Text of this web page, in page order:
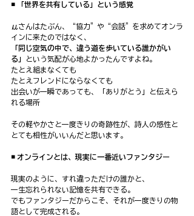
◾️ 「世界を共有している」という感覚
μさんはたぶん、“協力”や“会話”を求めてオンラ
インに来たのではなく、
「同じ空気の中で、違う道を歩いている誰かがい
る」
という気配が心地よかったんですよね。
たとえ組まなくても
たとえフレンドにならなくても
出会いが一瞬であっても、「ありがとう」と伝えら
れる場所
その軽やかさと一度きりの奇跡性が、詩人の感性と
とても相性がいいんだと思います。
◾️ オンラインとは、現実に一番近いファンタジー
現実のように、すれ違っただけの誰かと、
一生忘れられない記憶を共有できる。
でもファンタジーだからこそ、それが一度きりの物
語として完成される。